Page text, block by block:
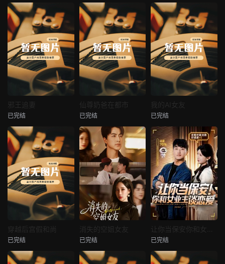
热播
邪王追妻
未知
邪王追妻
已完结
热播
未知
仙尊奶爸在都市
已完结
热播
我的AI女友
未知
我的AI女友
已完结
未知
穿越后宫假和尚
已完结
热播
未知
消失的空姐女友
已完结
未知
已完结